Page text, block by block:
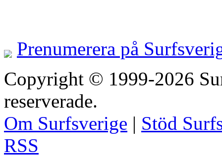
Prenumerera på
Copyright © 1999-2026
reserverade.
Om Surfsverige | Stöd
RSS